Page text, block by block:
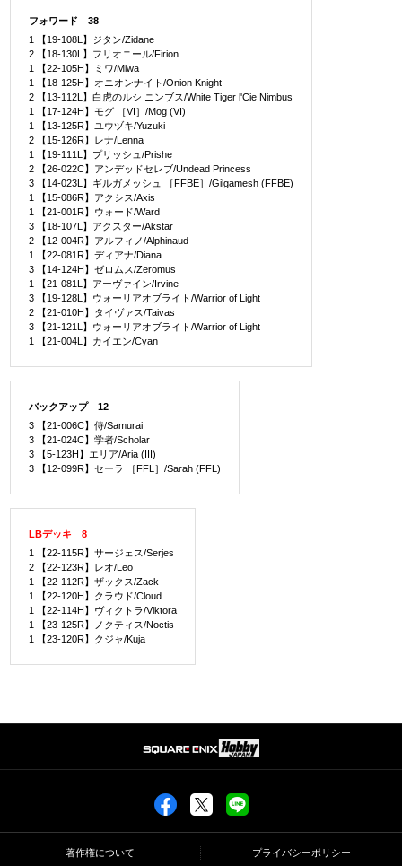
フォワード 38
1 【19-108L】ジタン/Zidane
2 【18-130L】フリオニール/Firion
1 【22-105H】ミワ/Miwa
1 【18-125H】オニオンナイト/Onion Knight
2 【13-112L】白虎のルシ ニンブス/White Tiger l'Cie Nimbus
1 【17-124H】モグ ［VI］/Mog (VI)
1 【13-125R】ユウヅキ/Yuzuki
2 【15-126R】レナ/Lenna
1 【19-111L】プリッシュ/Prishe
2 【26-022C】アンデッドセレブ/Undead Princess
3 【14-023L】ギルガメッシュ ［FFBE］/Gilgamesh (FFBE)
1 【15-086R】アクシス/Axis
1 【21-001R】ウォード/Ward
3 【18-107L】アクスター/Akstar
2 【12-004R】アルフィノ/Alphinaud
1 【22-081R】ディアナ/Diana
3 【14-124H】ゼロムス/Zeromus
1 【21-081L】アーヴァイン/Irvine
3 【19-128L】ウォーリアオブライト/Warrior of Light
2 【21-010H】タイヴァス/Taivas
3 【21-121L】ウォーリアオブライト/Warrior of Light
1 【21-004L】カイエン/Cyan
バックアップ 12
3 【21-006C】侍/Samurai
3 【21-024C】学者/Scholar
3 【5-123H】エリア/Aria (III)
3 【12-099R】セーラ ［FFL］/Sarah (FFL)
LBデッキ 8
1 【22-115R】サージェス/Serjes
2 【22-123R】レオ/Leo
1 【22-112R】ザックス/Zack
1 【22-120H】クラウド/Cloud
1 【22-114H】ヴィクトラ/Viktora
1 【23-125R】ノクティス/Noctis
1 【23-120R】クジャ/Kuja
著作権について プライバシーポリシー